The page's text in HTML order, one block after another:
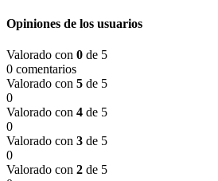
Opiniones de los usuarios
Valorado con 0 de 5
0 comentarios
Valorado con 5 de 5
0
Valorado con 4 de 5
0
Valorado con 3 de 5
0
Valorado con 2 de 5